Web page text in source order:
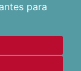
para